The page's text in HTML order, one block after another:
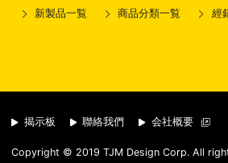
新製品一覧 商品分類一覧 經
揭示板 聯絡我們 会社概要
Copyright © 2019 TJM Design Corp. All